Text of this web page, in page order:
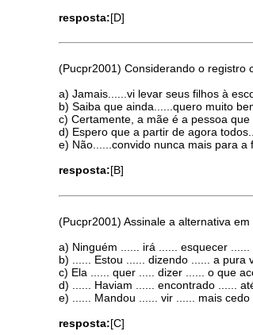
resposta:[D]
(Pucpr2001) Considerando o registro
a) Jamais......vi levar seus filhos à
b) Saiba que ainda......quero muito
c) Certamente, a mãe é a pessoa que
d) Espero que a partir de agora
e) Não......convido nunca mais para a
resposta:[B]
(Pucpr2001) Assinale a alternativa
a) Ninguém ...... irá ...... esquecer ......
b) ...... Estou ...... dizendo ...... a pura
c) Ela ...... quer ..... dizer ...... o que
d) ...... Haviam ...... encontrado ......
e) ...... Mandou ...... vir ...... mais cedo
resposta:[C]